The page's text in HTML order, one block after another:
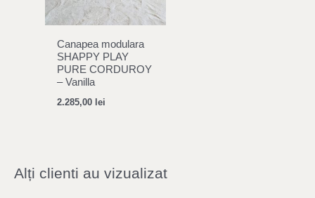
Canapea modulara
SHAPPY PLAY
PURE CORDUROY
– Vanilla
2.285,00 lei
Alți clienti au vizualizat